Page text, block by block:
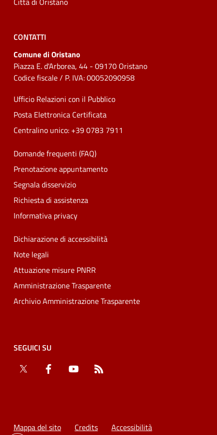
CONTATTI
Comune di Oristano
Piazza E. d'Arborea, 44 - 09170 Oristano
Codice fiscale / P. IVA: 00052090958
Ufficio Relazioni con il Pubblico
Posta Elettronica Certificata
Centralino unico: +39 0783 7911
Domande frequenti (FAQ)
Prenotazione appuntamento
Segnala disservizio
Richiesta di assistenza
Informativa privacy
Dichiarazione di accessibilità
Note legali
Attuazione misure PNRR
Amministrazione Trasparente
Archivio Amministrazione Trasparente
SEGUICI SU
Twitter
Facebook YouTube
Mappa del sito Credits Accessibilità